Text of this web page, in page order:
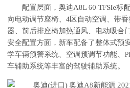
配置层面，奥迪A8L 60 TFSIe标
向电动调节座椅、4区自动空调、带
器、前后排座椅加热通风、电动吸合
安全配置方面，新车配备了整体式预
学车辆预警系统、空调预调节功能、
车辅助系统等丰富的驾驶辅助系统。